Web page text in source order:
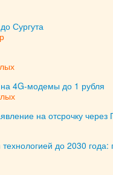
Сургута
4G-модемы до 1 рубля
на отсрочку через
до 2030 года: